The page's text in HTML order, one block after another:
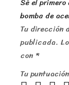
bomba de
Tu dirección
publicada.
con *
Tu puntuación